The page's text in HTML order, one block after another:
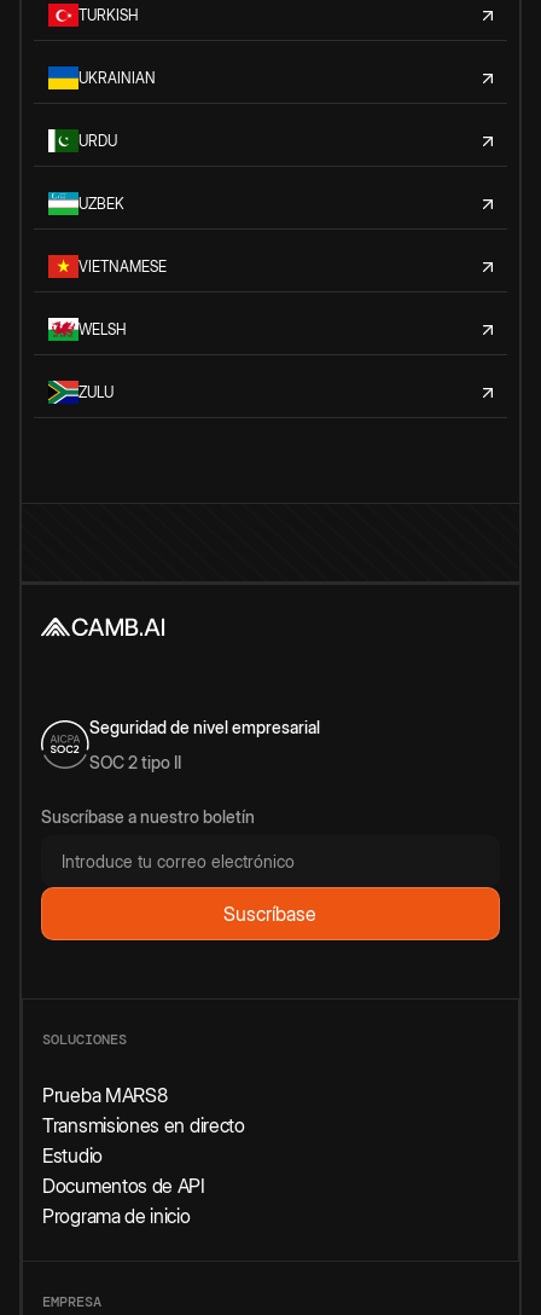
TURKISH
UKRAINIAN
URDU
UZBEK
VIETNAMESE
WELSH
ZULU
Seguridad de nivel empresarial
SOC 2 tipo II
Suscríbase a nuestro boletín
SOLUCIONES
Prueba MARS8
Transmisiones en directo
Estudio
Documentos de API
Programa de inicio
EMPRESA